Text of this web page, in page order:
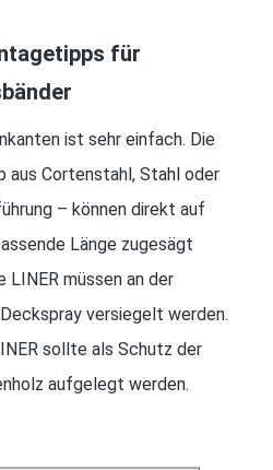
für
ist sehr einfach. Die
aus Cortenstahl, Stahl oder
– können direkt auf
Länge zugesägt
LINER müssen an der
versiegelt werden.
sollte als Schutz der
aufgelegt werden.